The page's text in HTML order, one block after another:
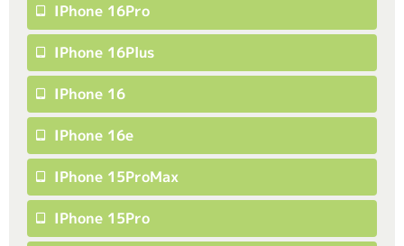
IPhone 16Pro
IPhone 16Plus
IPhone 16
IPhone 16e
IPhone 15ProMax
IPhone 15Pro